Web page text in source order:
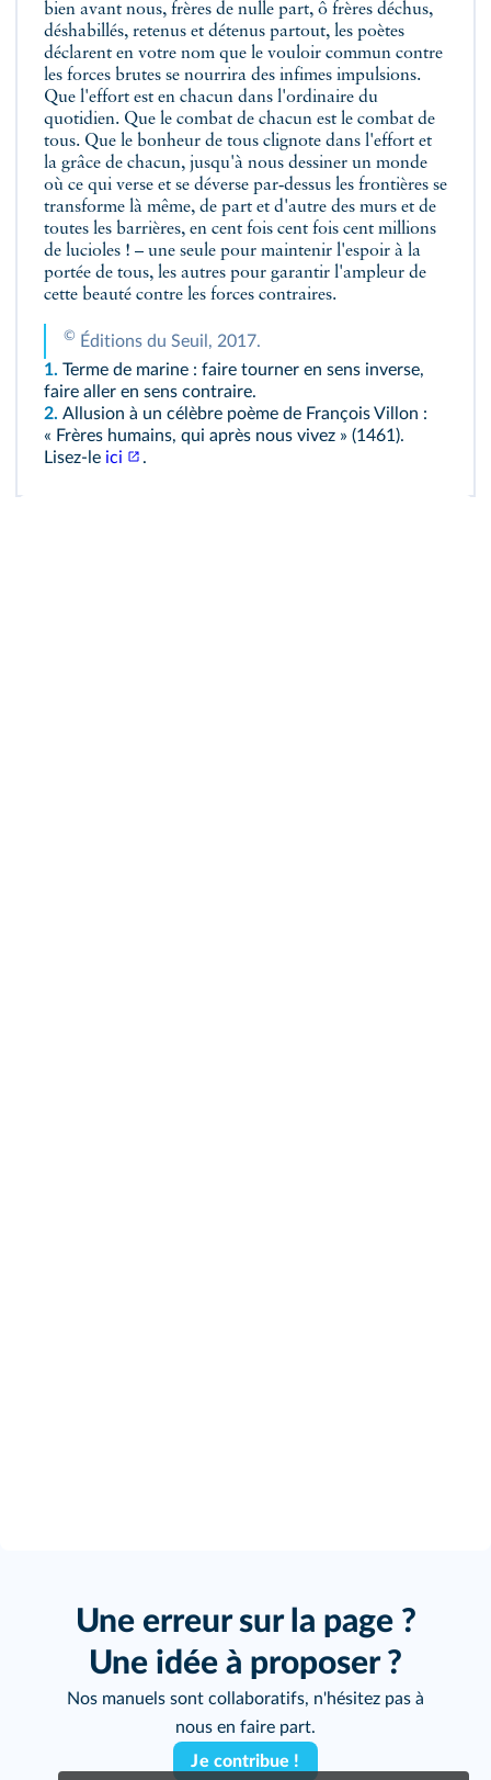
bien avant nous, frères de nulle part, ô frères déchus,
déshabillés, retenus et détenus partout, les poètes
déclarent en votre nom que le vouloir commun contre
les forces brutes se nourrira des infimes impulsions.
Que l'effort est en chacun dans l'ordinaire du
quotidien. Que le combat de chacun est le combat de
tous. Que le bonheur de tous clignote dans l'effort et
la grâce de chacun, jusqu'à nous dessiner un monde
où ce qui verse et se déverse par‑dessus les frontières se
transforme là même, de part et d'autre des murs et de
toutes les barrières, en cent fois cent fois cent millions
de lucioles ! – une seule pour maintenir l'espoir à la
portée de tous, les autres pour garantir l'ampleur de
cette beauté contre les forces contraires.
© Éditions du Seuil, 2017.
1. Terme de marine : faire tourner en sens inverse,
faire aller en sens contraire.
2. Allusion à un célèbre poème de François Villon :
« Frères humains, qui après nous vivez » (1461).
Lisez‑le ici .
Une erreur sur la page ?
Une idée à proposer ?
Nos manuels sont collaboratifs, n'hésitez pas à
nous en faire part.
Je contribue !